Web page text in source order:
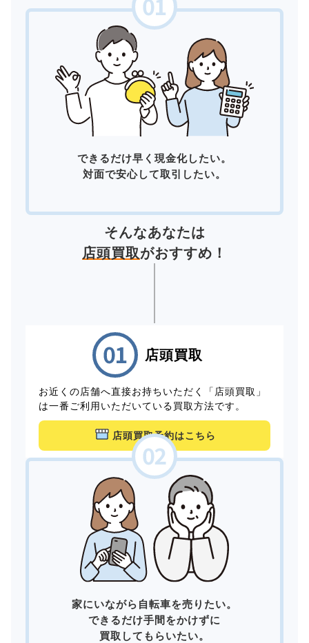
できるだけ早く現金化したい。
対面で安心して取引したい。
そんなあなたは
店頭買取がおすすめ！
店頭買取
お近くの店舗へ直接お持ちいただく「店頭買取」
は一番ご利用いただいている買取方法です。
店頭買取予約はこちら
家にいながら自転車を売りたい。
できるだけ手間をかけずに
買取してもらいたい。